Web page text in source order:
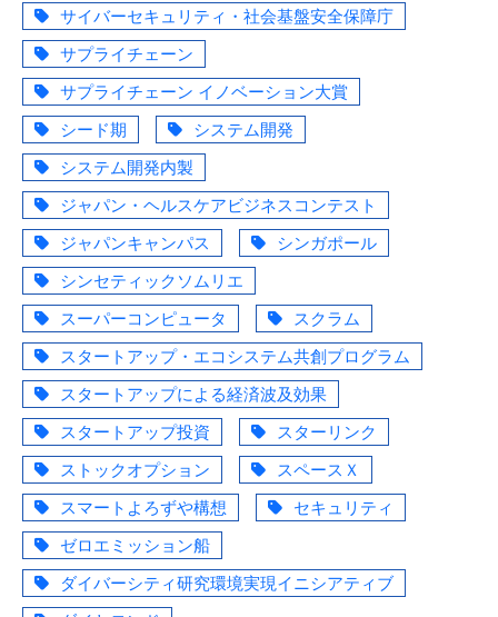
サイバーセキュリティ・社会基盤安全保障庁
サプライチェーン
サプライチェーン イノベーション大賞
シード期
システム開発
システム開発内製
ジャパン・ヘルスケアビジネスコンテスト
ジャパンキャンパス
シンガポール
シンセティックソムリエ
スーパーコンピュータ
スクラム
スタートアップ・エコシステム共創プログラム
スタートアップによる経済波及効果
スタートアップ投資
スターリンク
ストックオプション
スペースＸ
スマートよろずや構想
セキュリティ
ゼロエミッション船
ダイバーシティ研究環境実現イニシアティブ